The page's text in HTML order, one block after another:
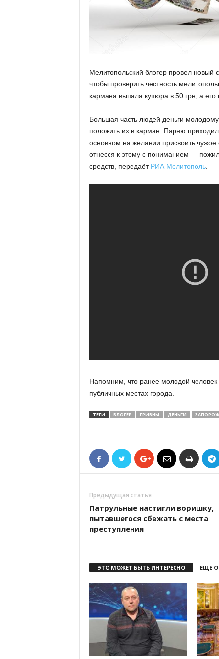
Мелитопольский блогер провел новый
чтобы проверить честность
кармана выпала купюра в 50 грн, а
Большая часть людей деньги
положить их в карман. Парню
основном на желании присвоить
отнесся к этому с пониманием —
средств, передаёт РИА Мелитополь.
Напомним, что ранее молодой
публичных местах города.
ТЕГИ БЛОГЕР ГРИВНЫ ДЕНЬГИ
Предыдущая статья
Патрульные настигли воришку,
пытавшегося сбежать с места
преступления
ЭТО МОЖЕТ БЫТЬ ИНТЕРЕСНО ЕЩЕ